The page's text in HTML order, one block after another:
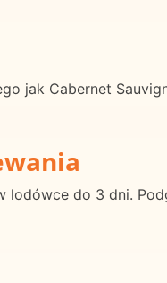
jak Cabernet
lodówce do 3 dni.